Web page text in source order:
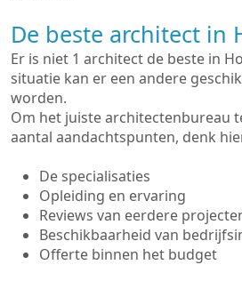
De beste architect in
Er is niet 1 architect de beste in
situatie kan er een andere
worden.
Om het juiste architectenbureau
aantal aandachtspunten, denk
De specialisaties
Opleiding en ervaring
Reviews van eerdere
Beschikbaarheid van
Offerte binnen het budget